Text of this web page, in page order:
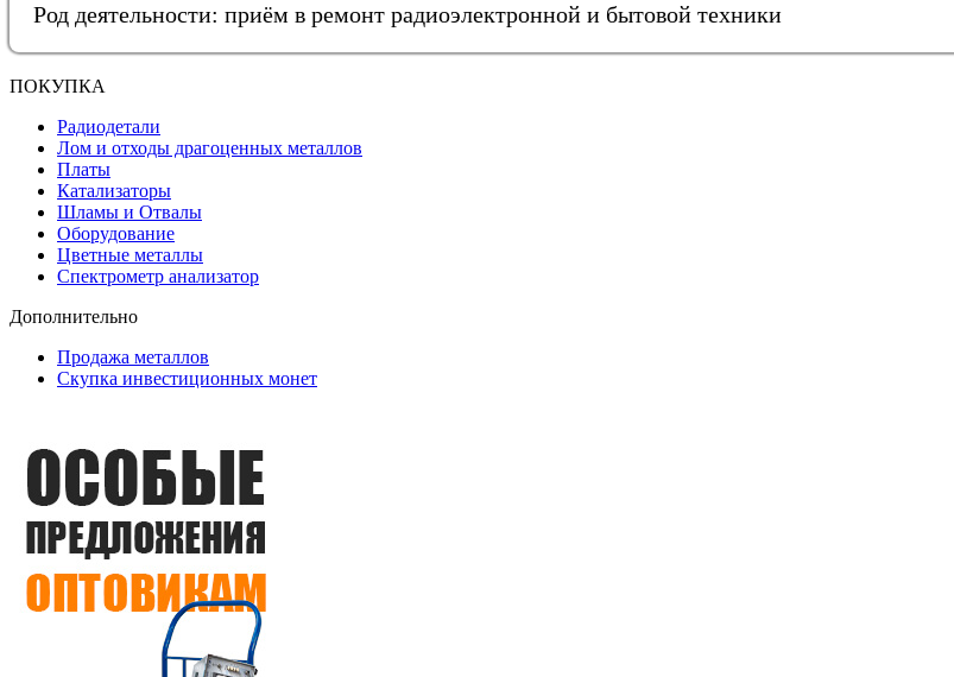
Род деятельности: приём в ремонт радиоэлектронной и бытовой техники
ПОКУПКА
Радиодетали
Лом и отходы драгоценных металлов
Платы
Катализаторы
Шламы и Отвалы
Оборудование
Цветные металлы
Спектрометр анализатор
Дополнительно
Продажа металлов
Скупка инвестиционных монет